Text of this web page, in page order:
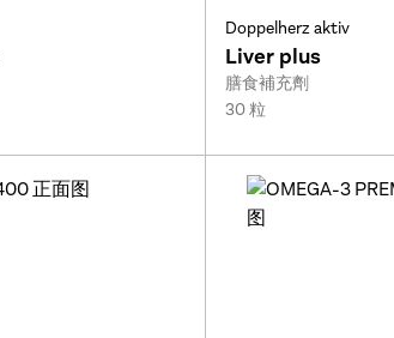
Doppelherz aktiv
Liver plus
Type:
膳食補充劑
Size:
30 粒